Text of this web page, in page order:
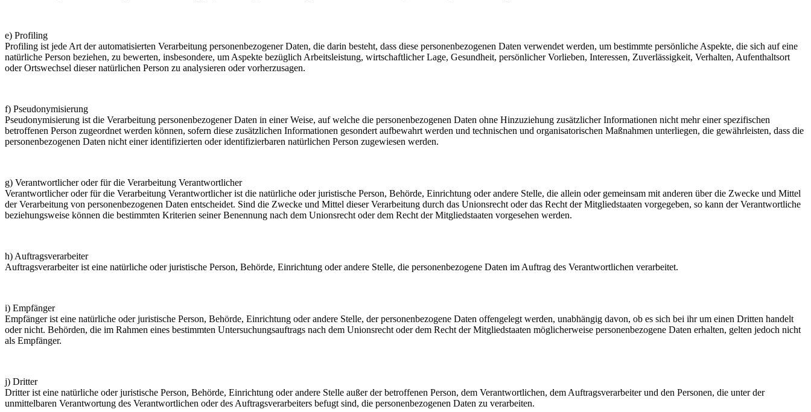
e) Profiling
Profiling ist jede Art der automatisierten Verarbeitung personenbezogener Daten, die darin besteht, dass diese personenbezogenen Daten verwendet werden, um bestimmte persönliche Aspekte, die sich auf eine
natürliche Person beziehen, zu bewerten, insbesondere, um Aspekte bezüglich Arbeitsleistung, wirtschaftlicher Lage, Gesundheit, persönlicher Vorlieben, Interessen, Zuverlässigkeit, Verhalten, Aufenthaltsort
oder Ortswechsel dieser natürlichen Person zu analysieren oder vorherzusagen.
f) Pseudonymisierung
Pseudonymisierung ist die Verarbeitung personenbezogener Daten in einer Weise, auf welche die personenbezogenen Daten ohne Hinzuziehung zusätzlicher Informationen nicht mehr einer spezifischen
betroffenen Person zugeordnet werden können, sofern diese zusätzlichen Informationen gesondert aufbewahrt werden und technischen und organisatorischen Maßnahmen unterliegen, die gewährleisten, dass die
personenbezogenen Daten nicht einer identifizierten oder identifizierbaren natürlichen Person zugewiesen werden.
g) Verantwortlicher oder für die Verarbeitung Verantwortlicher
Verantwortlicher oder für die Verarbeitung Verantwortlicher ist die natürliche oder juristische Person, Behörde, Einrichtung oder andere Stelle, die allein oder gemeinsam mit anderen über die Zwecke und Mittel
der Verarbeitung von personenbezogenen Daten entscheidet. Sind die Zwecke und Mittel dieser Verarbeitung durch das Unionsrecht oder das Recht der Mitgliedstaaten vorgegeben, so kann der Verantwortliche
beziehungsweise können die bestimmten Kriterien seiner Benennung nach dem Unionsrecht oder dem Recht der Mitgliedstaaten vorgesehen werden.
h) Auftragsverarbeiter
Auftragsverarbeiter ist eine natürliche oder juristische Person, Behörde, Einrichtung oder andere Stelle, die personenbezogene Daten im Auftrag des Verantwortlichen verarbeitet.
i) Empfänger
Empfänger ist eine natürliche oder juristische Person, Behörde, Einrichtung oder andere Stelle, der personenbezogene Daten offengelegt werden, unabhängig davon, ob es sich bei ihr um einen Dritten handelt
oder nicht. Behörden, die im Rahmen eines bestimmten Untersuchungsauftrags nach dem Unionsrecht oder dem Recht der Mitgliedstaaten möglicherweise personenbezogene Daten erhalten, gelten jedoch nicht
als Empfänger.
j) Dritter
Dritter ist eine natürliche oder juristische Person, Behörde, Einrichtung oder andere Stelle außer der betroffenen Person, dem Verantwortlichen, dem Auftragsverarbeiter und den Personen, die unter der
unmittelbaren Verantwortung des Verantwortlichen oder des Auftragsverarbeiters befugt sind, die personenbezogenen Daten zu verarbeiten.